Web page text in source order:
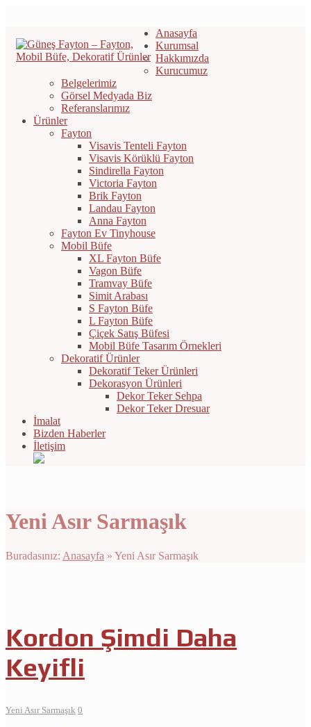
Anasayfa
Kurumsal
Hakkımızda
Kurucumuz
Belgelerimiz
Görsel Medyada Biz
Referanslarımız
Ürünler
Fayton
Visavis Tenteli Fayton
Visavis Körüklü Fayton
Sindirella Fayton
Victoria Fayton
Brik Fayton
Landau Fayton
Anna Fayton
Fayton Ev Tinyhouse
Mobil Büfe
XL Fayton Büfe
Vagon Büfe
Tramvay Büfe
Simit Arabası
S Fayton Büfe
L Fayton Büfe
Çiçek Satış Büfesi
Mobil Büfe Tasarım Örnekleri
Dekoratif Ürünler
Dekoratif Teker Ürünleri
Dekorasyon Ürünleri
Dekor Teker Sehpa
Dekor Teker Dresuar
İmalat
Bizden Haberler
İletişim
Yeni Asır Sarmaşık
Buradasınız: Anasayfa » Yeni Asır Sarmaşık
Kordon Şimdi Daha
Keyifli
Yeni Asır Sarmaşık 0